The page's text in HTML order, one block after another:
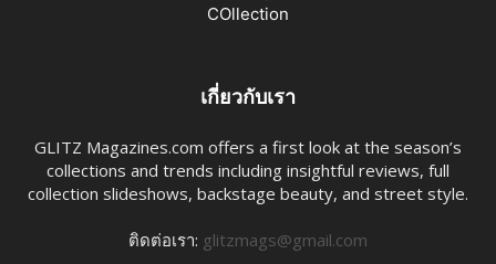
เกี่ยวกับเรา
GLITZ Magazines.com offers a first look at the season’s
collections and trends including insightful reviews, full
collection slideshows, backstage beauty, and street style.
ติดต่อเรา: glitzmags@gmail.com